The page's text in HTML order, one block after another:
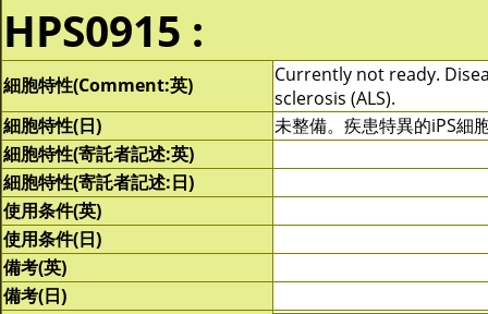
HPS0915 :
細胞特性(Comment:英)
Currently not ready.
sclerosis (ALS).
細胞特性(日)
未整備。疾患特異的iPS細
細胞特性(寄託者記述:英)
細胞特性(寄託者記述:日)
使用条件(英)
使用条件(日)
備考(英)
備考(日)